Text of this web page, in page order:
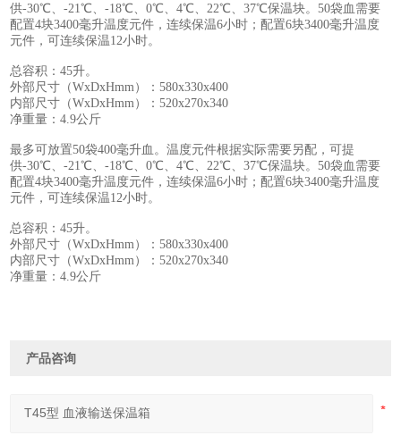
供-30℃、-21℃、-18℃、0℃、4℃、22℃、37℃保温块。50袋血需要
配置4块3400毫升温度元件，连续保温6小时；配置6块3400毫升温度
元件，可连续保温12小时。
总容积：45升。
外部尺寸（WxDxHmm）：580x330x400
内部尺寸（WxDxHmm）：520x270x340
净重量：4.9公斤
最多可放置50袋400毫升血。温度元件根据实际需要另配，可提
供-30℃、-21℃、-18℃、0℃、4℃、22℃、37℃保温块。50袋血需要
配置4块3400毫升温度元件，连续保温6小时；配置6块3400毫升温度
元件，可连续保温12小时。
总容积：45升。
外部尺寸（WxDxHmm）：580x330x400
内部尺寸（WxDxHmm）：520x270x340
净重量：4.9公斤
产品咨询